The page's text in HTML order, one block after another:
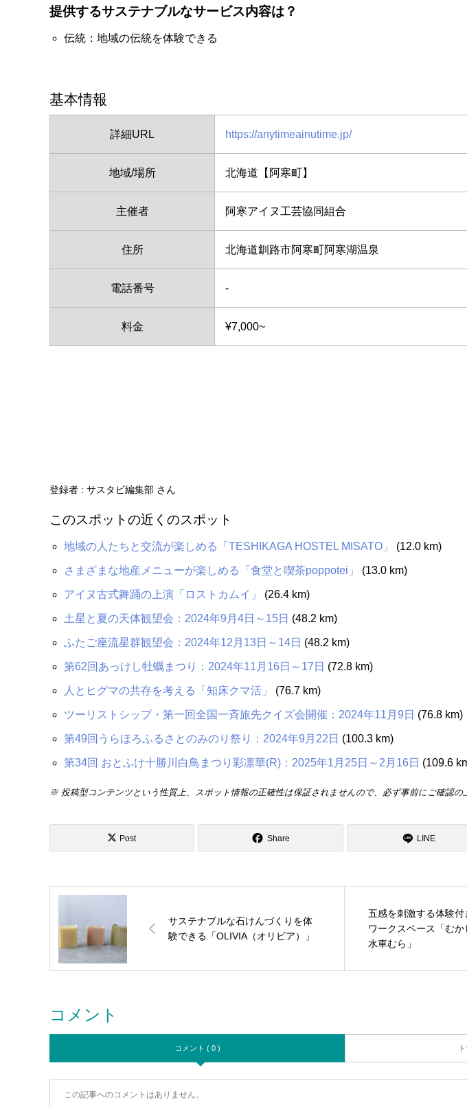
提供するサステナブルなサービス内容は？
伝統：地域の伝統を体験できる
基本情報
詳細URL https://anytimeainutime.jp/
地域/場所 北海道【阿寒町】
主催者 阿寒アイヌ工芸協同組合
住所 北海道釧路市阿寒町阿寒湖温泉
電話番号 -
料金 ¥7,000~
登録者 : サスタビ編集部 さん
このスポットの近くのスポット
地域の人たちと交流が楽しめる「TESHIKAGA HOSTEL MISATO」 (12.0 km)
さまざまな地産メニューが楽しめる「食堂と喫茶poppotei」 (13.0 km)
アイヌ古式舞踊の上演「ロストカムイ」 (26.4 km)
土星と夏の天体観望会：2024年9月4日～15日 (48.2 km)
ふたご座流星群観望会：2024年12月13日～14日 (48.2 km)
第62回あっけし牡蠣まつり：2024年11月16日～17日 (72.8 km)
人とヒグマの共存を考える「知床クマ活」 (76.7 km)
ツーリストシップ・第一回全国一斉旅先クイズ会開催：2024年11月9日 (76.8 km)
第49回うらほろふるさとのみのり祭り：2024年9月22日 (100.3 km)
第34回 おとふけ十勝川白鳥まつり彩凛華(R)：2025年1月25日～2月16日 (109.6
※ 投稿型コンテンツという性質上、スポット情報の正確性は保証されませんので、必ず事前にご確認の
Post Share LINE
サステナブルな石けんづくりを体
験できる「OLIVIA（オリビア）」
五感を刺激する体験付
ワークスペース「む
水車むら」
コメント
コメント ( 0 )
この記事へのコメントはありません。